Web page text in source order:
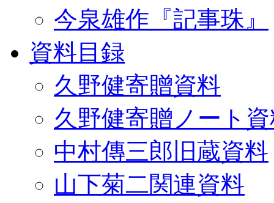
今泉雄作『記事珠』
資料目録
久野健寄贈資料
久野健寄贈ノート
中村傳三郎旧蔵資料
山下菊二関連資料